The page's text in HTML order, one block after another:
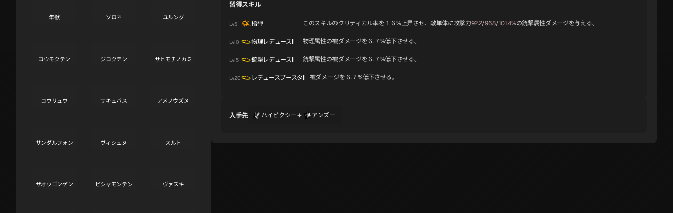
年獣 ソロネ ユルング
コウモクテン ジコクテン サヒモチノカミ
コウリュウ サキュバス アメノウズメ
サンダルフォン ヴィシュヌ スルト
ザオウゴンゲン ビシャモンテン ヴァスキ
習得スキル
Lv.5 指弾 このスキルのクリティカル率を１６%上昇させ、敵単体に攻撃力92.2/96.8/101.4%の銃撃属性ダメージを与える。
Lv.10 物理レデュースⅡ 物理属性の被ダメージを６.７%低下させる。
Lv.15 銃撃レデュースⅡ 銃撃属性の被ダメージを６.７%低下させる。
Lv.20 レデュースブースタⅡ 被ダメージを６.７%低下させる。
入手先 ハイピクシー+ アンズー